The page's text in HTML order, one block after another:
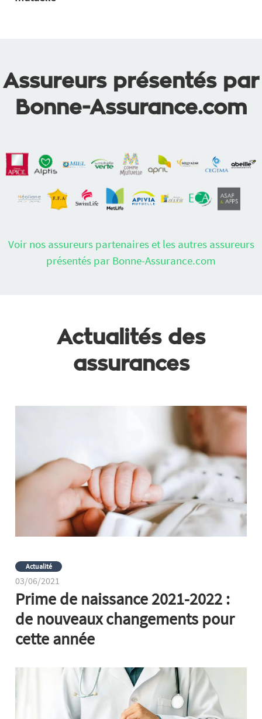
Assureurs présentés par
Bonne-Assurance.com
Voir nos assureurs partenaires et les autres assureurs
présentés par Bonne-Assurance.com
Actualités des
assurances
Actualité
03/06/2021
Prime de naissance 2021-2022 :
de nouveaux changements pour
cette année